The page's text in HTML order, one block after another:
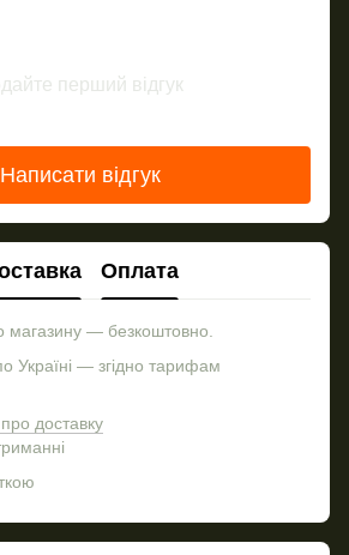
перший відгук
Написати відгук
Оплата
магазину — безкоштовно.
— згідно тарифам
доставку